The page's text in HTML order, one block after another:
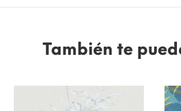
También te